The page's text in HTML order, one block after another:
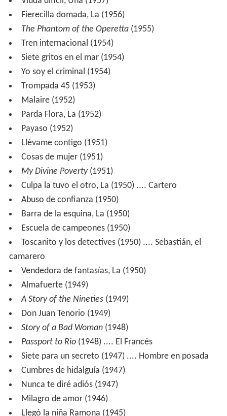
Fierecilla domada, La (1956)
The Phantom of the Operetta(1955)
Tren internacional (1954)
Siete gritos en el mar (1954)
Yo soy el criminal (1954)
Trompada 45 (1953)
Malaire (1952)
Parda Flora, La (1952)
Payaso (1952)
Llévame contigo (1951)
Cosas de mujer (1951)
My Divine Poverty(1951)
Culpa la tuvo el otro, La (1950) .... Cartero
Abuso de confianza (1950)
Barra de la esquina, La (1950)
Escuela de campeones (1950)
Toscanito y los detectives (1950) .... Sebastián, el
camarero
Vendedora de fantasías, La (1950)
Almafuerte (1949)
A Story of the Nineties(1949)
Don Juan Tenorio (1949)
Story of a Bad Woman(1948)
Passport to Rio(1948) .... El Francés
Siete para un secreto (1947) .... Hombre en posada
Cumbres de hidalguía (1947)
Nunca te diré adiós (1947)
Milagro de amor (1946)
Llegó la niña Ramona (1945)